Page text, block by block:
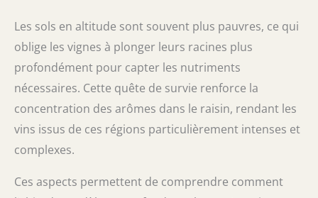
Les sols en altitude sont souvent plus pauvres, ce qui
oblige les vignes à plonger leurs racines plus
profondément pour capter les nutriments
nécessaires. Cette quête de survie renforce la
concentration des arômes dans le raisin, rendant les
vins issus de ces régions particulièrement intenses et
complexes.
Ces aspects permettent de comprendre comment